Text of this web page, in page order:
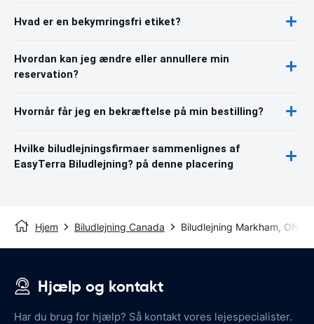
Hvad er en bekymringsfri etiket?
Hvordan kan jeg ændre eller annullere min
reservation?
Hvornår får jeg en bekræftelse på min bestilling?
Hvilke biludlejningsfirmaer sammenlignes af
EasyTerra Biludlejning? på denne placering
Hjem Biludlejning Canada Biludlejning Markham, ON
Hjælp og kontakt
Har du brug for hjælp? Så kontakt vores lejespecialister.